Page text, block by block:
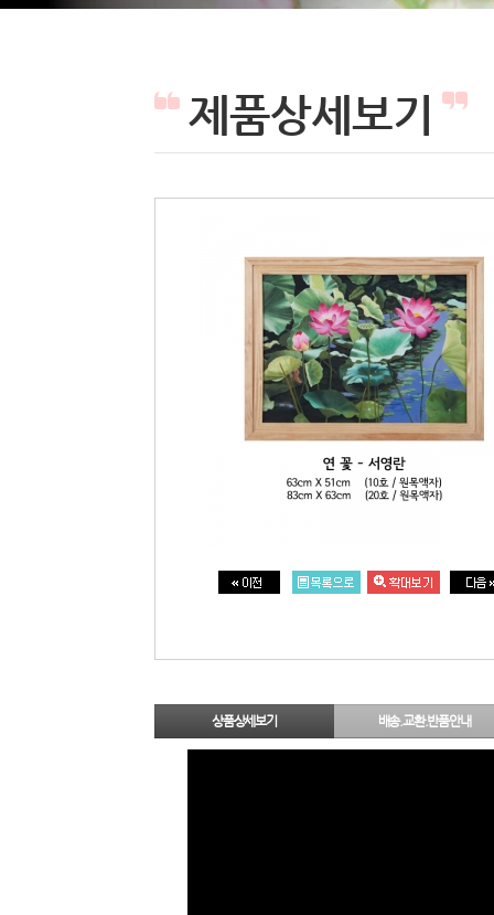
제품상세보기
상품상세보기 배송.교환.반품안내